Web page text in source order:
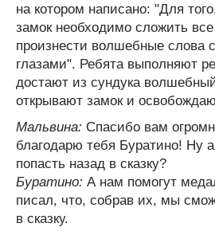
на котором написано: "Для
замок необходимо сложить
произнести волшебные слова
глазами". Ребята выполняют
достают из сундука
открывают замок и
Мальвина: Спасибо вам
благодарю тебя Буратино! Ну
попасть назад в сказку?
Буратино: А нам помогут
писал, что, собрав их, мы
в сказку.